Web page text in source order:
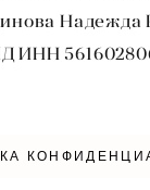
Надежда
ИНН